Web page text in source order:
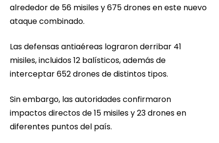
alrededor de 56 misiles y 675 drones en este nuevo
ataque combinado.
Las defensas antiaéreas lograron derribar 41
misiles, incluidos 12 balísticos, además de
interceptar 652 drones de distintos tipos.
Sin embargo, las autoridades confirmaron
impactos directos de 15 misiles y 23 drones en
diferentes puntos del país.